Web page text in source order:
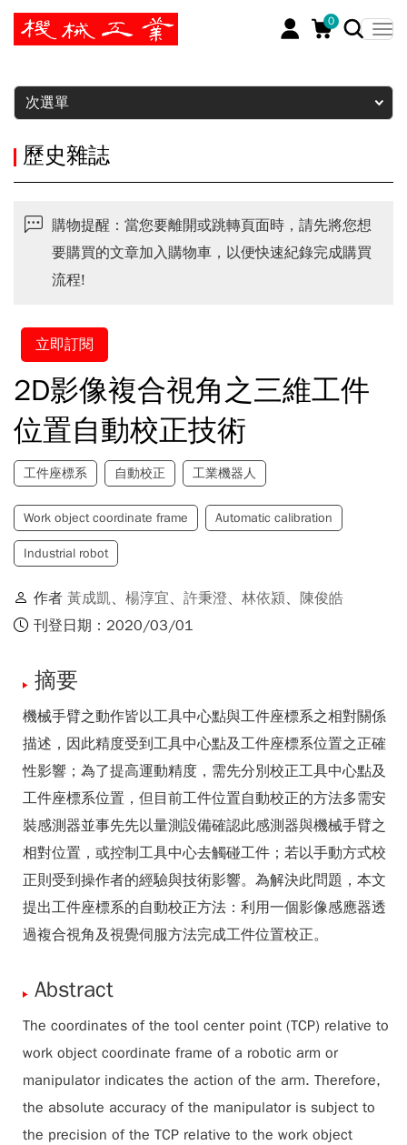
0
暫停
次選單
歷史雜誌
購物提醒：當您要離開或跳轉頁面時，請先將您想
要購買的文章加入購物車，以便快速紀錄完成購買
流程!
立即訂閱
2D影像複合視角之三維工件
位置自動校正技術
工件座標系 自動校正 工業機器人
Work object coordinate frame Automatic calibration
Industrial robot
作者 黃成凱、 楊淳宜、 許秉澄、 林依潁、 陳俊皓
刊登日期：2020/03/01
摘要
機械手臂之動作皆以工具中心點與工件座標系之相對關係
描述，因此精度受到工具中心點及工件座標系位置之正確
性影響；為了提高運動精度，需先分別校正工具中心點及
工件座標系位置，但目前工件位置自動校正的方法多需安
裝感測器並事先先以量測設備確認此感測器與機械手臂之
相對位置，或控制工具中心去觸碰工件；若以手動方式校
正則受到操作者的經驗與技術影響。為解決此問題，本文
提出工件座標系的自動校正方法：利用一個影像感應器透
過複合視角及視覺伺服方法完成工件位置校正。
Abstract
The coordinates of the tool center point (TCP) relative to
work object coordinate frame of a robotic arm or
manipulator indicates the action of the arm. Therefore,
the absolute accuracy of the manipulator is subject to
the precision of the TCP relative to the work object